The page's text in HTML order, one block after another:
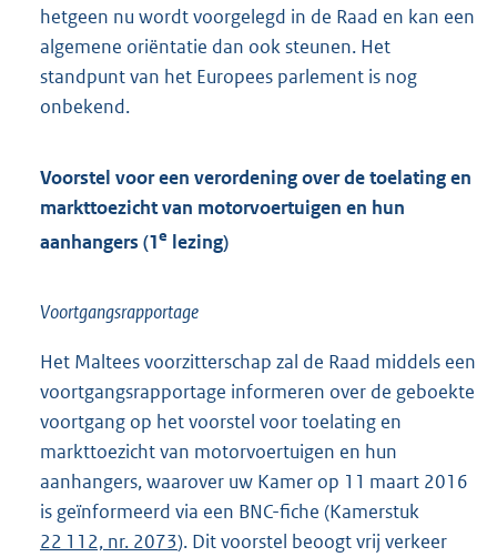
hetgeen nu wordt voorgelegd in de Raad en kan een
algemene oriëntatie dan ook steunen. Het
standpunt van het Europees parlement is nog
onbekend.
Voorstel voor een verordening over de toelating en
markttoezicht van motorvoertuigen en hun
aanhangers (1e lezing)
Voortgangsrapportage
Het Maltees voorzitterschap zal de Raad middels een
voortgangsrapportage informeren over de geboekte
voortgang op het voorstel voor toelating en
markttoezicht van motorvoertuigen en hun
aanhangers, waarover uw Kamer op 11 maart 2016
is geïnformeerd via een BNC-fiche (Kamerstuk
22 112, nr. 2073). Dit voorstel beoogt vrij verkeer